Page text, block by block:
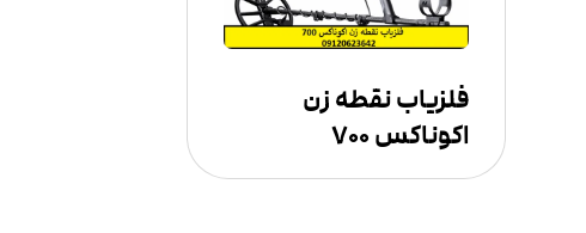
فلزیاب نقطه زن
اکوناکس ۷۰۰